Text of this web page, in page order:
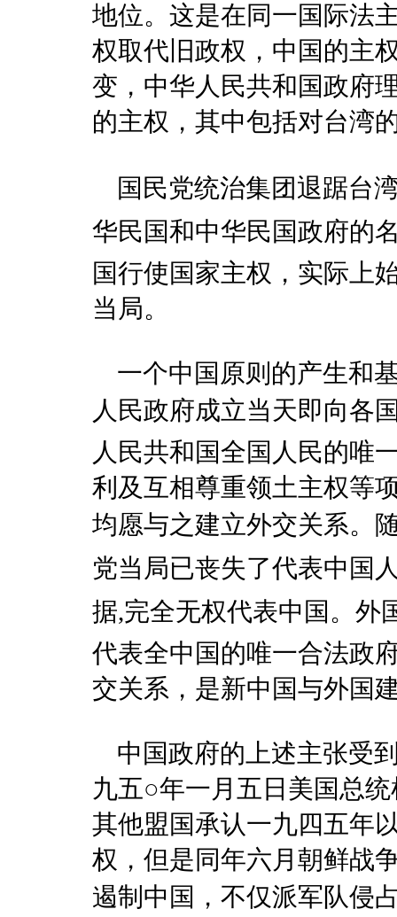
地位。这是在同一国际法
权取代旧政权，中国的主
变，中华人民共和国政府
的主权，其中包括对台湾
国民党统治集团退踞台
华民国和中华民国政府
国行使国家主权，实际上
当局。
一个中国原则的产生和
人民政府成立当天即向各
人民共和国全国人民的唯
利及互相尊重领土主权等
均愿与之建立外交关系。
党当局已丧失了代表中国
据,完全无权代表中国。
代表全中国的唯一合法政
交关系，是新中国与外国
中国政府的上述主张受
九五○年一月五日美国总
其他盟国承认一九四五年
权，但是同年六月朝鲜战
遏制中国，不仅派军队侵